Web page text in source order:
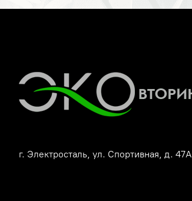
г. Электросталь, ул. Спортивная, д. 47А